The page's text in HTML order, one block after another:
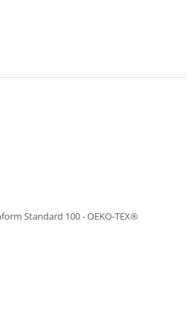
Standard 100 - OEKO-TEX®